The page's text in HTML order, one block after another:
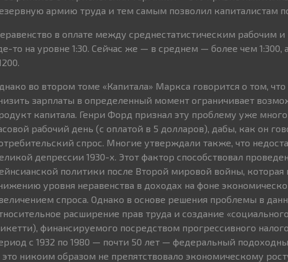
армию труда и тем самым позволил капиталистам
в оплате между среднестатистическим рабочим
то на уровне 1:30. Сейчас же — в среднем — более чем 1:300,
во втором томе «Капитала» Маркса говорится о том,
зарплаты в определенный момент ограничивает
капитала. Генри Форд признал эту проблему уже
рабочий день (с оплатой в 5 долларов), дабы, как он
спрос. Многие утверждали также, что
депрессии 1930-х. Этот фактор способствовал
политики после Второй мировой войны, которая
уровня неравенства в доходах на фоне
спроса. Однако в основе решения проблемы в
расширение прав труда и создание
финансируемого посредством прогрессивного
с 1932 по 1980 — почти 50 лет — федеральный
никоим образом не препятствовало экономическому